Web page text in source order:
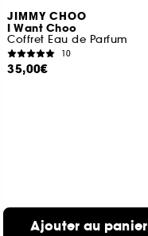
JIMMY CHOO
I Want Choo
Coffret Eau de Parfum
10
35,00€
Ajouter au panier